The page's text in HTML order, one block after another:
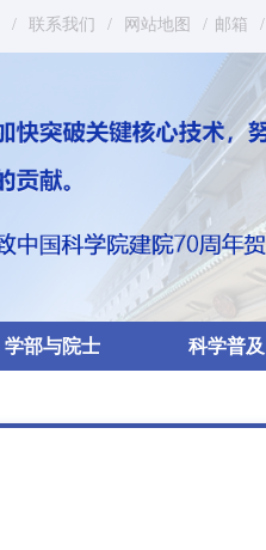
/ 联系我们 / 网站地图 / 邮箱 /
学部与院士 科学普及